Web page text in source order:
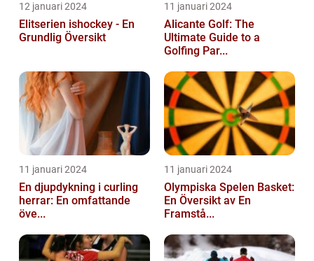
12 januari 2024
Elitserien ishockey - En
Grundlig Översikt
11 januari 2024
Alicante Golf: The
Ultimate Guide to a
Golfing Par...
11 januari 2024
En djupdykning i curling
herrar: En omfattande
öve...
11 januari 2024
Olympiska Spelen Basket:
En Översikt av En
Framstå...